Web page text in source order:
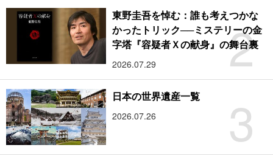
2
東野圭吾を悼む：誰も考えつかな
かったトリック──ミステリーの金
字塔『容疑者Ｘの献身』の舞台裏
2026.07.29
3
日本の世界遺産一覧
2026.07.26